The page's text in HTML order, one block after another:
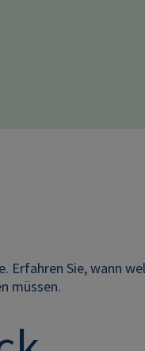
Sie, wann
müssen.